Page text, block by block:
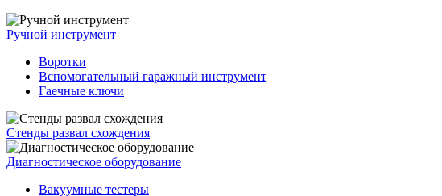
Ручной инструмент
Воротки
Вспомогательный гаражный инструмент
Гаечные ключи
Стенды развал схождения
Диагностическое оборудование
Вакуумные тестеры